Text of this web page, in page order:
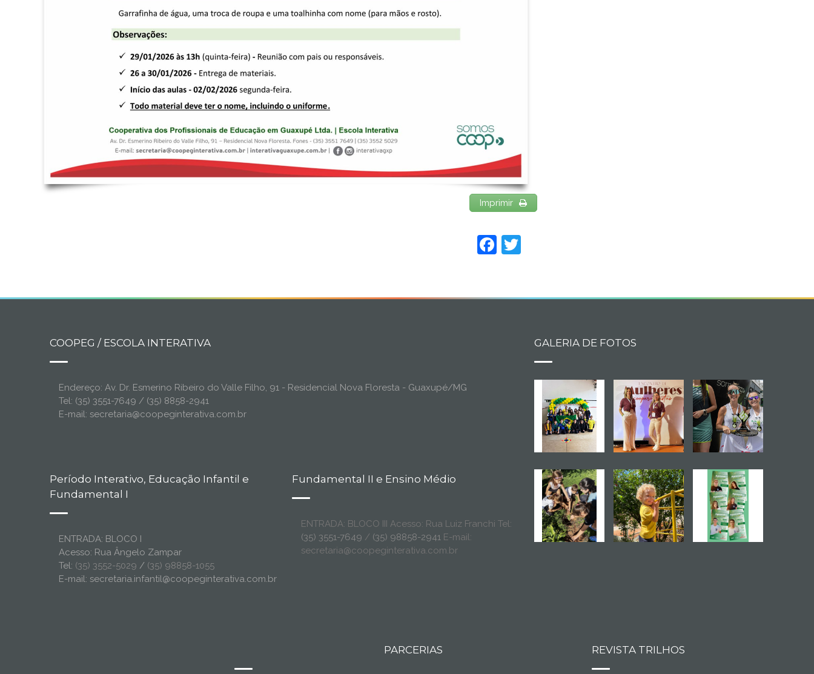
Imprimir
Facebook
Twitter
COOPEG / ESCOLA INTERATIVA
Endereço: Av. Dr. Esmerino Ribeiro do Valle Filho, 91 - Residencial Nova Floresta - Guaxupé/MG
Tel: (35) 3551-7649 / (35) 8858-2941
E-mail: secretaria@coopeginterativa.com.br
Período Interativo, Educação Infantil e
Fundamental I
ENTRADA: BLOCO I
Acesso: Rua Ângelo Zampar
Tel: (35) 3552-5029 / (35) 98858-1055
E-mail: secretaria.infantil@coopeginterativa.com.br
Fundamental II e Ensino Médio
ENTRADA: BLOCO III Acesso: Rua Luiz Franchi Tel:
(35) 3551-7649 / (35) 98858-2941E-mail:
secretaria@coopeginterativa.com.br
GALERIA DE FOTOS
PARCERIAS REVISTA TRILHOS